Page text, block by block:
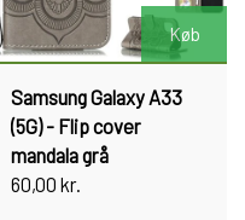
Køb
Samsung Galaxy A33
(5G) - Flip cover
mandala grå
60,00 kr.